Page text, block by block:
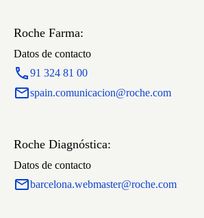
Roche Farma:
Datos de contacto
91 324 81 00
spain.comunicacion@roche.com
Roche Diagnóstica:
Datos de contacto
barcelona.webmaster@roche.com